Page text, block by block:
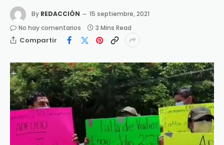
By REDACCIÓN
15 septiembre, 2021
No hay comentarios
3 Mins Read
Compartir